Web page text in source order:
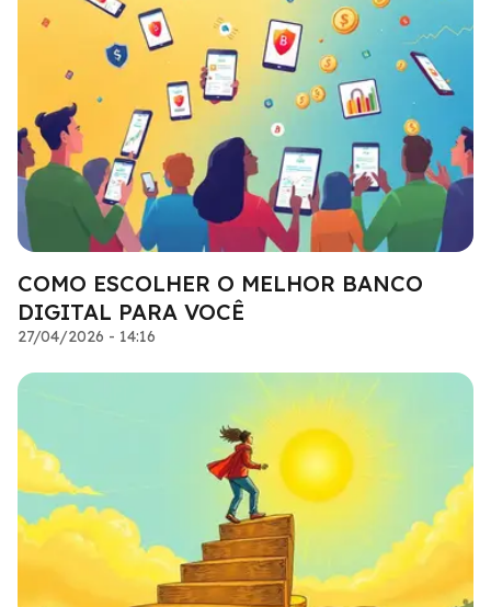
COMO ESCOLHER O MELHOR BANCO
DIGITAL PARA VOCÊ
27/04/2026 - 14:16